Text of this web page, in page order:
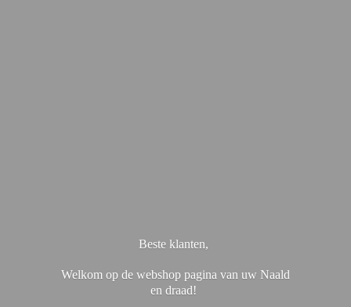
Beste klanten,
Welkom op de webshop pagina van uw Naald
en draad!